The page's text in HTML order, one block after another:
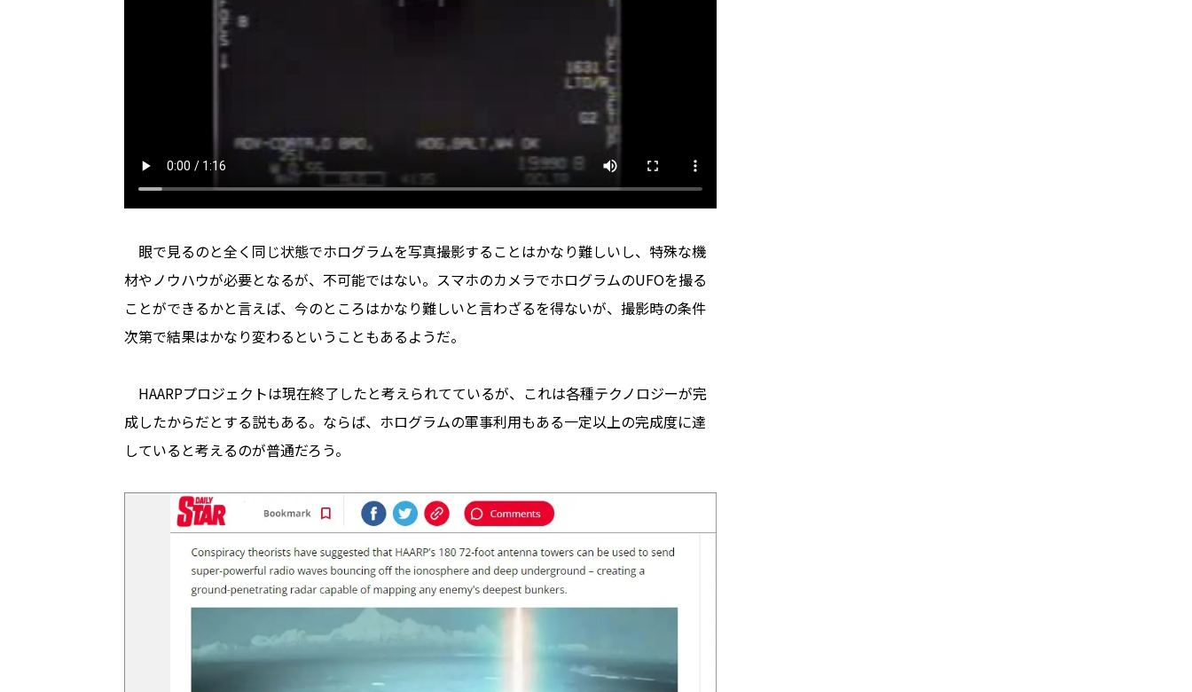
眼で見るのと全く同じ状態でホログラムを写真撮影することはかなり難しいし、特殊な機
材やノウハウが必要となるが、不可能ではない。スマホのカメラでホログラムのUFOを撮る
ことができるかと言えば、今のところはかなり難しいと言わざるを得ないが、撮影時の条件
次第で結果はかなり変わるということもあるようだ。
HAARPプロジェクトは現在終了したと考えられてているが、これは各種テクノロジーが完
成したからだとする説もある。ならば、ホログラムの軍事利用もある一定以上の完成度に達
していると考えるのが普通だろう。